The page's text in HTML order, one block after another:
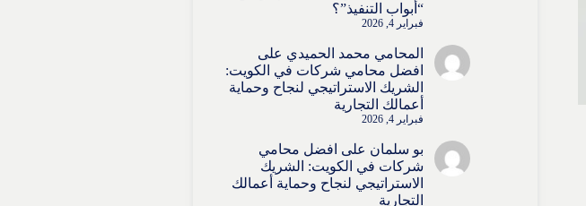
“أبواب التنفيذ”؟
فبراير 4, 2026
المحامي محمد الحميدي على
افضل محامي شركات في الكويت:
الشريك الاستراتيجي لنجاح وحماية
أعمالك التجارية
فبراير 4, 2026
بو سلمان على افضل محامي
شركات في الكويت: الشريك
الاستراتيجي لنجاح وحماية أعمالك
التجارية